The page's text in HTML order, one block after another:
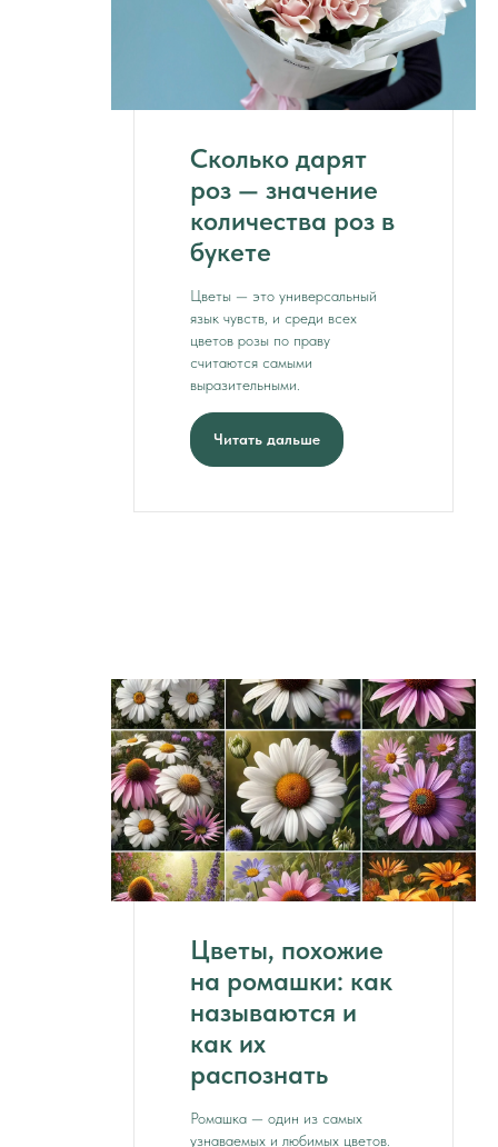
Сколько дарят
роз — значение
количества роз в
букете
Цветы — это универсальный
язык чувств, и среди всех
цветов розы по праву
считаются самыми
выразительными.
Читать дальше
Цветы, похожие
на ромашки: как
называются и
как их
распознать
Ромашка — один из самых
узнаваемых и любимых цветов.